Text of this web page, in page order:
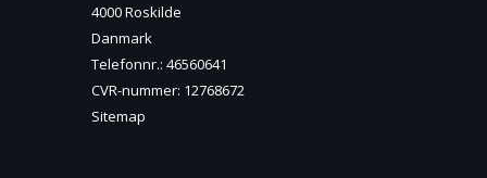
4000 Roskilde
Danmark
Telefonnr.: 46560641
CVR-nummer: 12768672
Sitemap